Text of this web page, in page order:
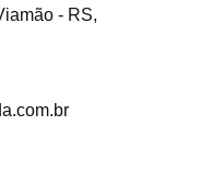
- RS,